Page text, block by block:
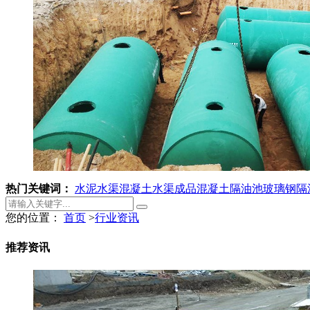
热门关键词： 水泥水渠混凝土水渠成品混凝土隔油池玻璃钢隔
您的位置： 首页 >行业资讯
推荐资讯